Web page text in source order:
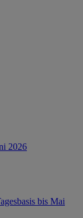
2026
bis Mai